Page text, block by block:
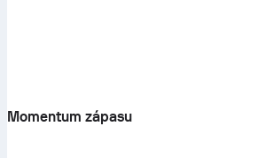
Momentum zápasu